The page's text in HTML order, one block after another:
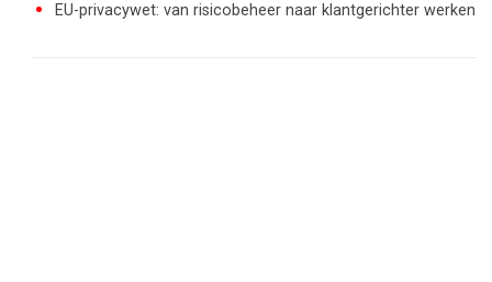
EU-privacywet: van risicobeheer naar klantgerichter werken